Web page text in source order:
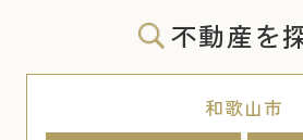
不動産を
和歌山市